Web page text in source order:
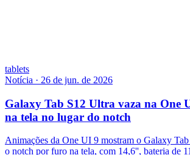
tablets
Notícia · 26 de jun. de 2026
Galaxy Tab S12 Ultra vaza na One
na tela no lugar do notch
Animações da One UI 9 mostram o Galaxy
o notch por furo na tela, com 14,6'', bateria de